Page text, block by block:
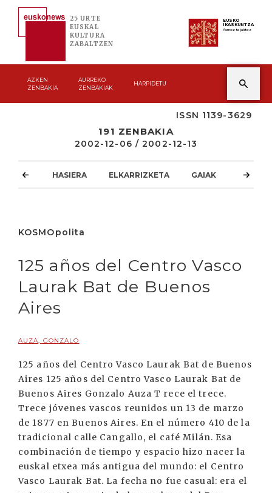
25 URTE
EUSKAL
KULTURA
ZABALTZEN
EUSKO
IKASKUNTZA
Asmoz ta jakitez
AZKEN
ZENBAKIA
AURREKO
ZENBAKIAK
HARPIDETU
ISSN 1139-3629
191 ZENBAKIA
2002-12-06 / 2002-12-13
HASIERA ELKARRIZKETA GAIAK
KOSMOpolita
125 años del Centro Vasco
Laurak Bat de Buenos
Aires
AUZA, GONZALO
125 años del Centro Vasco Laurak Bat de Buenos
Aires 125 años del Centro Vasco Laurak Bat de
Buenos Aires Gonzalo Auza T rece el trece.
Trece jóvenes vascos reunidos un 13 de marzo
de 1877 en Buenos Aires. En el número 410 de la
tradicional calle Cangallo, el café Milán. Esa
combinación de tiempo y espacio hizo nacer la
euskal etxea más antigua del mundo: el Centro
Vasco Laurak Bat. La fecha no fue casual: era el